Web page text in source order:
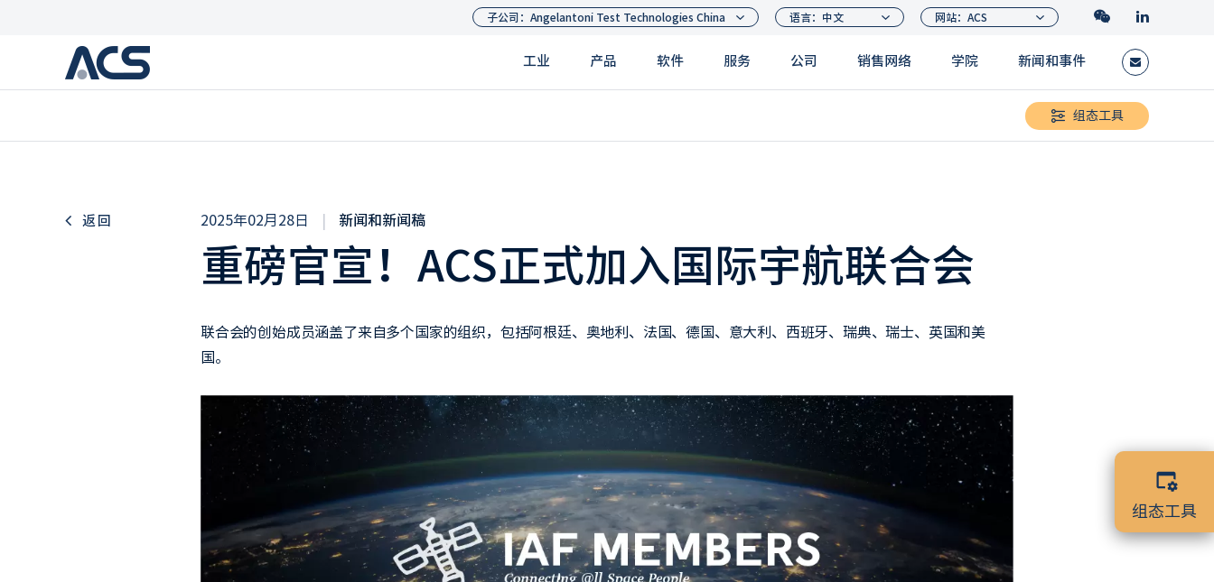
工业 产品 软件 服务 公司 销售网络 学院 新闻和事件
组态工具
组态工具
返回 2025年02月28日 新闻和新闻稿
重磅官宣！ACS正式加入国际宇航联合会
联合会的创始成员涵盖了来自多个国家的组织，包括阿根廷、奥地利、法国、德国、意大利、西班牙、瑞典、瑞士、英国和美
国。